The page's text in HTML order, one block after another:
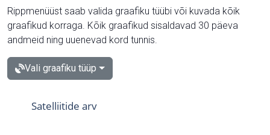
Rippmenüüst saab valida graafiku tüübi või kuvada kõik
graafikud korraga. Kõik graafikud sisaldavad 30 päeva
andmeid ning uuenevad kord tunnis.
Vali graafiku tüüp
Satelliitide arv